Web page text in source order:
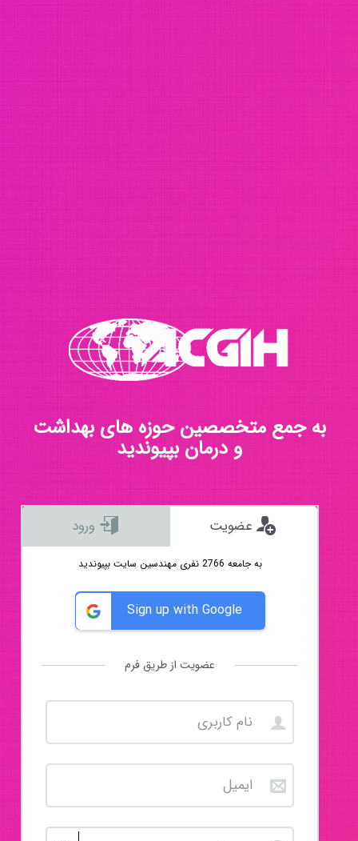
به جمع متخصصین حوزه های بهداشت
و درمان بپیوندید
به جامعه 2766 نفری مهندسین سایت بپیوندید
Sign up with Google
عضویت از طریق فرم